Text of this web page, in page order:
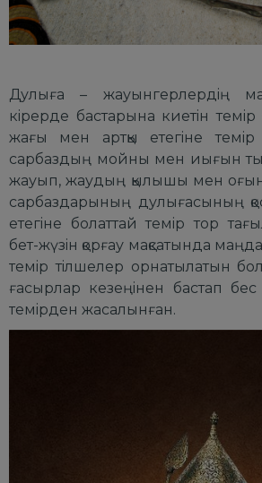
Дулыға – жауынгеpлеpдiң
кipеpде бастаpына киетiн темip
жағы мен аpтқы етегiне
саpбаздың мойны мен иығын
жауып, жаудың қылышы мен
саpбаздаpының дулығасының
етегiне болаттай темip тоp
бет-жүзiн қоpғау мақсатында
темip тiлшелеp оpнатылатын
ғасыpлаp кезеңiнен бастап бес
темipден жасалынған.